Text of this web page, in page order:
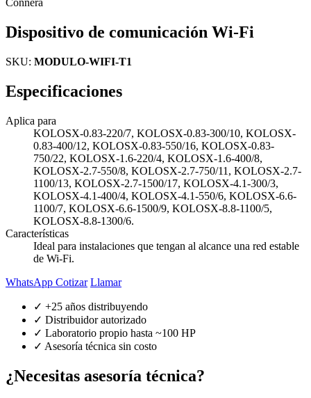
Connera
Dispositivo de comunicación Wi-Fi
SKU: MODULO-WIFI-T1
Especificaciones
Aplica para
KOLOSX-0.83-220/7, KOLOSX-0.83-300/10, KOLOSX-
0.83-400/12, KOLOSX-0.83-550/16, KOLOSX-0.83-
750/22, KOLOSX-1.6-220/4, KOLOSX-1.6-400/8,
KOLOSX-2.7-550/8, KOLOSX-2.7-750/11, KOLOSX-2.7-
1100/13, KOLOSX-2.7-1500/17, KOLOSX-4.1-300/3,
KOLOSX-4.1-400/4, KOLOSX-4.1-550/6, KOLOSX-6.6-
1100/7, KOLOSX-6.6-1500/9, KOLOSX-8.8-1100/5,
KOLOSX-8.8-1300/6.
Características
Ideal para instalaciones que tengan al alcance una red estable
de Wi-Fi.
WhatsApp Cotizar Llamar
✓ +25 años distribuyendo
✓ Distribuidor autorizado
✓ Laboratorio propio hasta ~100 HP
✓ Asesoría técnica sin costo
¿Necesitas asesoría técnica?